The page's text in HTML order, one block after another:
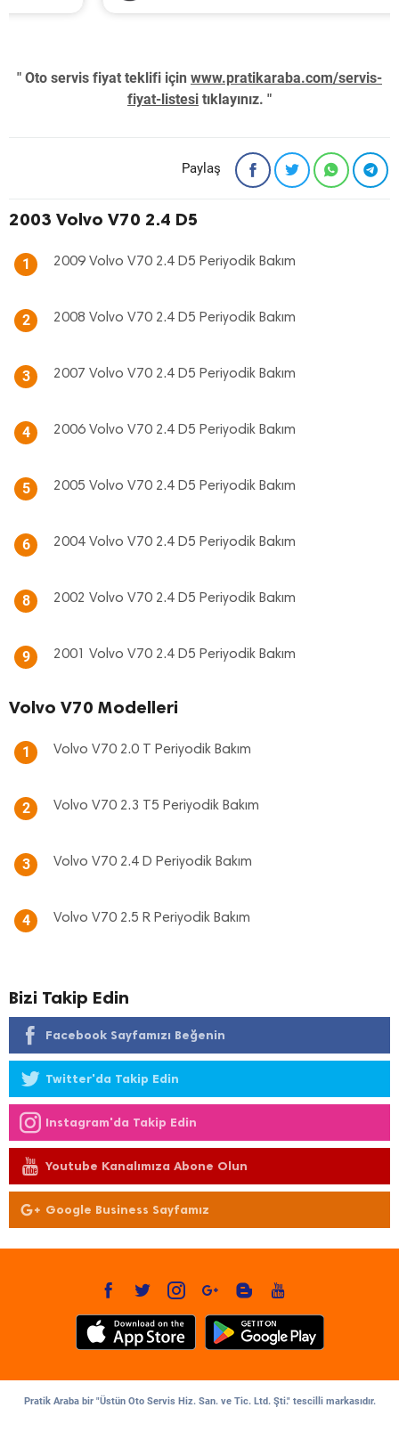
" Oto servis fiyat teklifi için www.pratikaraba.com/servis-
fiyat-listesi tıklayınız. "
Paylaş
2003 Volvo V70 2.4 D5
1 2009 Volvo V70 2.4 D5 Periyodik Bakım
2 2008 Volvo V70 2.4 D5 Periyodik Bakım
3 2007 Volvo V70 2.4 D5 Periyodik Bakım
4 2006 Volvo V70 2.4 D5 Periyodik Bakım
5 2005 Volvo V70 2.4 D5 Periyodik Bakım
6 2004 Volvo V70 2.4 D5 Periyodik Bakım
8 2002 Volvo V70 2.4 D5 Periyodik Bakım
9 2001 Volvo V70 2.4 D5 Periyodik Bakım
Volvo V70 Modelleri
1 Volvo V70 2.0 T Periyodik Bakım
2 Volvo V70 2.3 T5 Periyodik Bakım
3 Volvo V70 2.4 D Periyodik Bakım
4 Volvo V70 2.5 R Periyodik Bakım
Bizi Takip Edin
Facebook Sayfamızı Beğenin
Twitter'da Takip Edin
Instagram'da Takip Edin
Youtube Kanalımıza Abone Olun
Google Business Sayfamız
Pratik Araba bir "Üstün Oto Servis Hiz. San. ve Tic. Ltd. Şti." tescilli markasıdır.